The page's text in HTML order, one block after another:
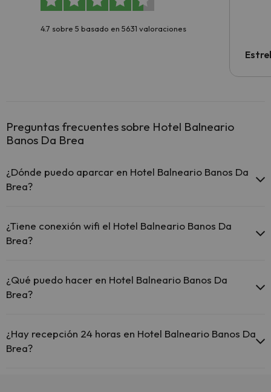
4.7 sobre 5 basado en 5631 valoraciones
Preguntas frecuentes sobre Hotel Balneario
Banos Da Brea
¿Dónde puedo aparcar en Hotel Balneario Banos Da
Brea?
posibilidades de aparcamiento (bajo disponibilidad):
¿Tiene conexión wifi el Hotel Balneario Banos Da
Brea?
hotel.
¿Qué puedo hacer en Hotel Balneario Banos Da
Brea?
actividades (algunas pueden ser de pago).
¿Hay recepción 24 horas en Hotel Balneario Banos Da
Brea?